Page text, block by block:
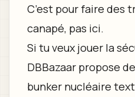
C’est pour faire des
canapé, pas ici.
Si tu veux jouer la
DBBazaar propose
bunker nucléaire